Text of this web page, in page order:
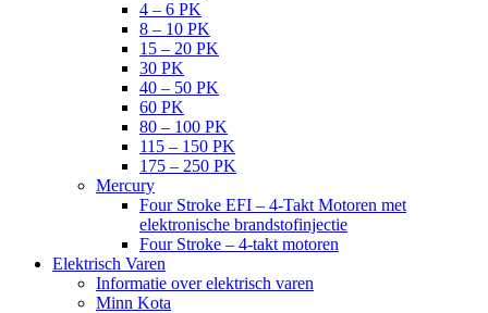
4 – 6 PK
8 – 10 PK
15 – 20 PK
30 PK
40 – 50 PK
60 PK
80 – 100 PK
115 – 150 PK
175 – 250 PK
Mercury
Four Stroke EFI – 4-Takt Motoren met
elektronische brandstofinjectie
Four Stroke – 4-takt motoren
Elektrisch Varen
Informatie over elektrisch varen
Minn Kota